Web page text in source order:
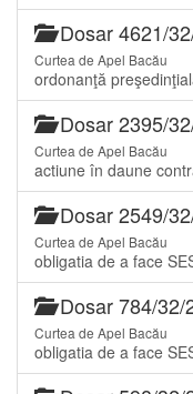
Dosar 4621/
Curtea de Apel Bacău
ordonanţă
Dosar 2395/
Curtea de Apel Bacău
actiune în daune
Dosar 2549/
Curtea de Apel Bacău
obligatia de a face
Dosar 784/32/
Curtea de Apel Bacău
obligatia de a face